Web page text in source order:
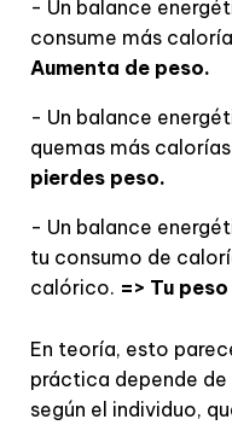
- Un balance
consume más
Aumenta de peso.
- Un balance
quemas más
pierdes peso.
- Un balance
tu consumo de
calórico. => Tu
En teoría, esto
práctica depende
según el individuo,